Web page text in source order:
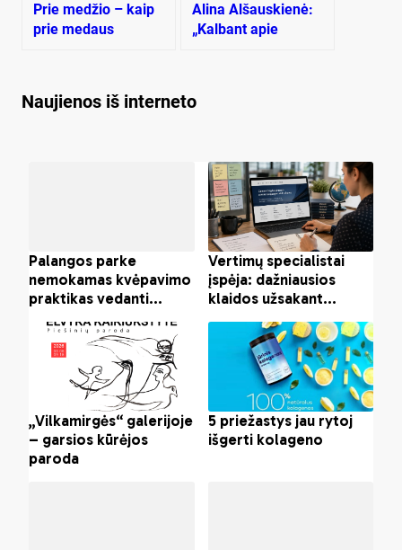
Prie medžio – kaip
prie medaus
Alina Alšauskienė:
„Kalbant apie
Naujienos iš interneto